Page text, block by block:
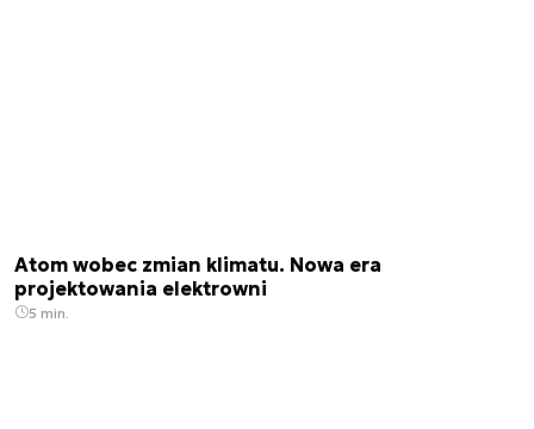
Atom wobec zmian klimatu. Nowa era
projektowania elektrowni
5 min.